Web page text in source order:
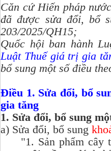
Căn cứ Hiến pháp
đã được sửa đổi, bổ
203/2025/QH15;
Quốc hội ban hành
Luật Thuế giá trị gia
bổ sung một số điều
Điều 1. Sửa đổi, bổ
gia tăng
1. Sửa đổi, bổ sung
a) Sửa đổi, bổ sung
"1. Sản phẩm cây